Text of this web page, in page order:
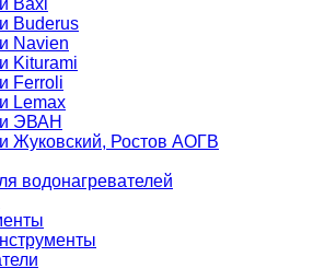
Baxi
Buderus
Navien
Kiturami
Ferroli
Lemax
ЭВАН
Жуковский, Ростов АОГВ
водонагревателей